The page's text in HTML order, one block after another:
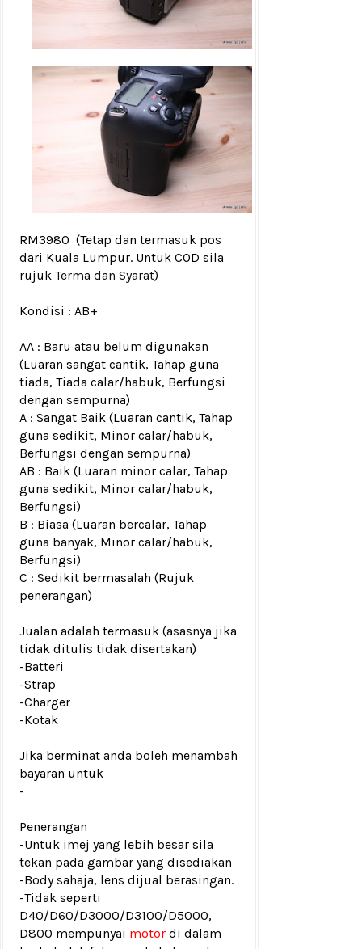
RM3980 (Tetap dan termasuk pos
dari Kuala Lumpur. Untuk COD sila
rujuk Terma dan Syarat)
Kondisi : AB+
AA : Baru atau belum digunakan
(Luaran sangat cantik, Tahap guna
tiada, Tiada calar/habuk, Berfungsi
dengan sempurna)
A : Sangat Baik (Luaran cantik, Tahap
guna sedikit, Minor calar/habuk,
Berfungsi dengan sempurna)
AB : Baik (Luaran minor calar, Tahap
guna sedikit, Minor calar/habuk,
Berfungsi)
B : Biasa (Luaran bercalar, Tahap
guna banyak, Minor calar/habuk,
Berfungsi)
C : Sedikit bermasalah (Rujuk
penerangan)
Jualan adalah termasuk (asasnya jika
tidak ditulis tidak disertakan)
-Batteri
-Strap
-Charger
-Kotak
Jika berminat anda boleh menambah
bayaran untuk
-
Penerangan
-Untuk imej yang lebih besar sila
tekan pada gambar yang disediakan
-Body sahaja, lens dijual berasingan.
-Tidak seperti
D40/D60/D3000/D3100/D5000,
D800 mempunyai motor di dalam